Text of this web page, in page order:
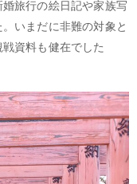
旅行の絵日記や家族写
いまだに非難の対象と
資料も健在でした